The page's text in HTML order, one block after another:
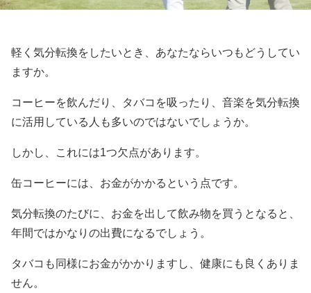
軽く気分転換をしたいとき、あなたならいつもどうしてい
ますか。
コーヒーを飲んだり、タバコを吸ったり、音楽を気分転換
に活用している人も多いのではないでしょうか。
しかし、これには1つ欠点があります。
缶コーヒーには、お金がかかるという点です。
気分転換のたびに、お金を出して飲み物を買うとなると、
年間ではかなりの出費になるでしょう。
タバコも同様にお金がかかりますし、健康にも良くありま
せん。